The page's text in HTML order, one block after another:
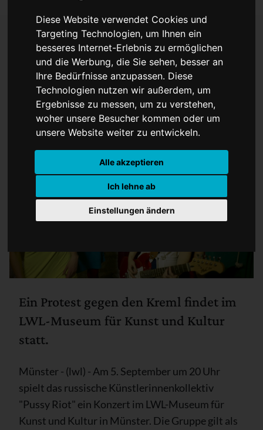
Diese Website verwendet Cookies und
Targeting Technologien, um Ihnen ein
besseres Internet-Erlebnis zu ermöglichen
und die Werbung, die Sie sehen, besser an
Ihre Bedürfnisse anzupassen. Diese
Technologien nutzen wir außerdem, um
Ergebnisse zu messen, um zu verstehen,
woher unsere Besucher kommen oder um
unsere Website weiter zu entwickeln.
Alle akzeptieren
Ich lehne ab
Einstellungen ändern
Gastkonzert von Pussy
Riot
Ein Protest gegen den Kreml findet im
LWL-Museum für Kunst und Kultur
statt.
Münster - (lwl) - Am 5. September um 20 Uhr
spielt das russische Künstlerinnenkollektiv
"Pussy Riot" ein Konzert im LWL-Museum für
Kunst und Kultur in Münster. Die Gruppe gilt als